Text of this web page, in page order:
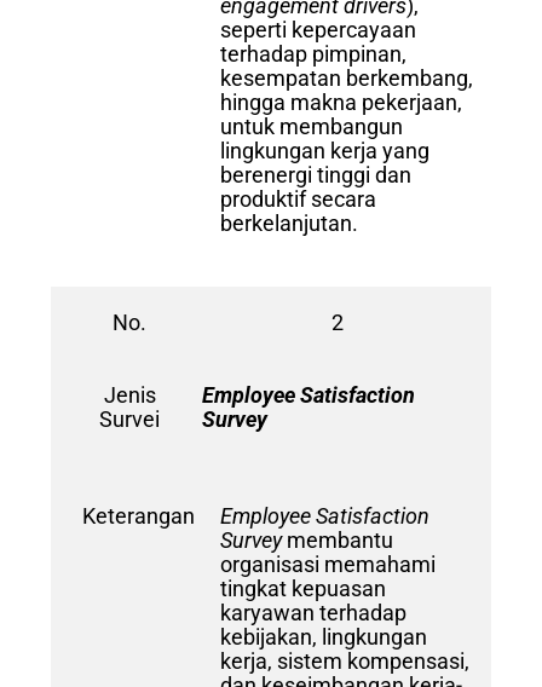
engagement drivers),
seperti kepercayaan
terhadap pimpinan,
kesempatan berkembang,
hingga makna pekerjaan,
untuk membangun
lingkungan kerja yang
berenergi tinggi dan
produktif secara
berkelanjutan.
No. 2
Jenis
Survei
Employee Satisfaction
Survey
Keterangan
Employee Satisfaction
Surveymembantu
organisasi memahami
tingkat kepuasan
karyawan terhadap
kebijakan, lingkungan
kerja, sistem kompensasi,